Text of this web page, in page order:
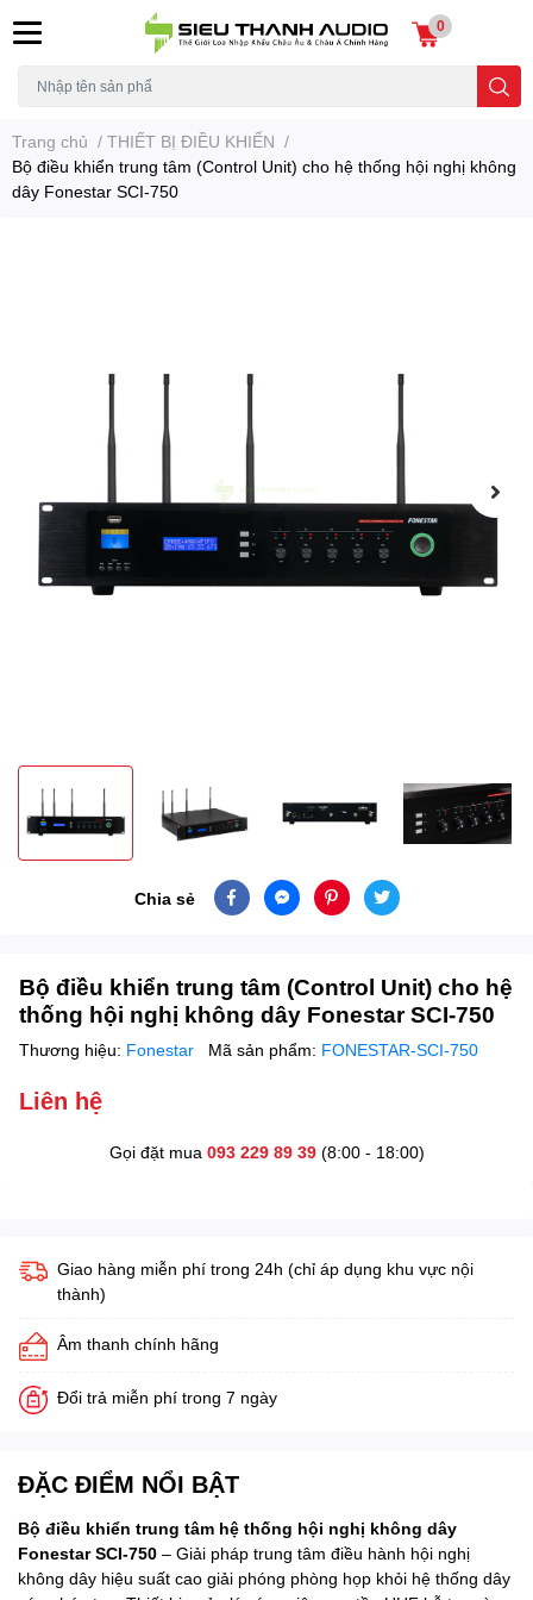
0
Trang chủ / THIẾT BỊ ĐIỀU KHIỂN /
Bộ điều khiển trung tâm (Control Unit) cho hệ thống hội nghị không
dây Fonestar SCI-750
Chia sẻ
Bộ điều khiển trung tâm (Control Unit) cho hệ
thống hội nghị không dây Fonestar SCI-750
Thương hiệu: Fonestar Mã sản phẩm: FONESTAR-SCI-750
Liên hệ
Gọi đặt mua 093 229 89 39(8:00 - 18:00)
Giao hàng miễn phí trong 24h (chỉ áp dụng khu vực nội
thành)
Âm thanh chính hãng
Đổi trả miễn phí trong 7 ngày
ĐẶC ĐIỂM NỔI BẬT
Bộ điều khiển trung tâm hệ thống hội nghị không dây
Fonestar SCI-750 – Giải pháp trung tâm điều hành hội nghị
không dây hiệu suất cao giải phóng phòng họp khỏi hệ thống dây